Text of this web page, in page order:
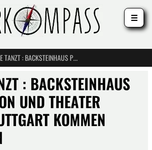
RAMPE TANZT : BACKSTEINHAUS PRODUKTION UND THEATER RAMPE STUTTGART KOMMEN ZUSAMMEN
: BACKSTEINHAUS
UND THEATER
KOMMEN
☰